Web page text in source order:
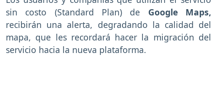
sin costo (Standard Plan) de Google Maps,
recibirán una alerta, degradando la calidad del
mapa, que les recordará hacer la migración del
servicio hacia la nueva plataforma.